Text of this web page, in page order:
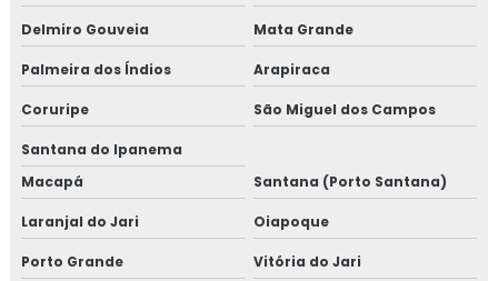
Delmiro Gouveia Mata Grande
Palmeira dos Índios Arapiraca
Coruripe São Miguel dos Campos
Santana do Ipanema
Macapá
Santana (Porto Santana)
Laranjal do Jari Oiapoque
Porto Grande Vitória do Jari